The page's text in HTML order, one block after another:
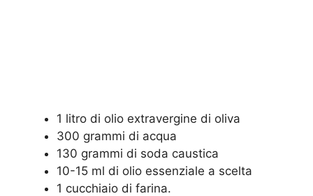
1 litro di olio extravergine di oliva
300 grammi di acqua
130 grammi di soda caustica
10-15 ml di olio essenziale a scelta
1 cucchiaio di farina.